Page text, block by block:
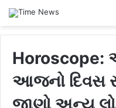
Horoscope:
આજનો દિવસ
જાણો અન્ય